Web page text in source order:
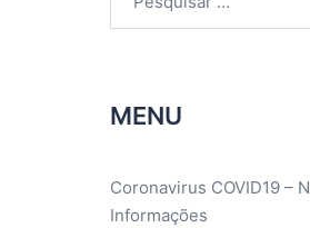
por:
MENU
Coronavirus COVID19 –
Informações